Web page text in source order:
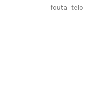
fouta telo